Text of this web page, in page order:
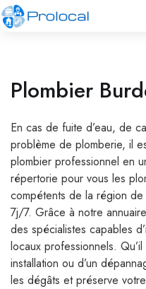
Plombier
En cas de fuite d’eau, de
problème de plomberie, il
plombier professionnel en
répertorie pour vous les
compétents de la région
7j/7. Grâce à notre
des spécialistes capables
locaux professionnels. Qu’il
installation ou d’un
les dégâts et préserve